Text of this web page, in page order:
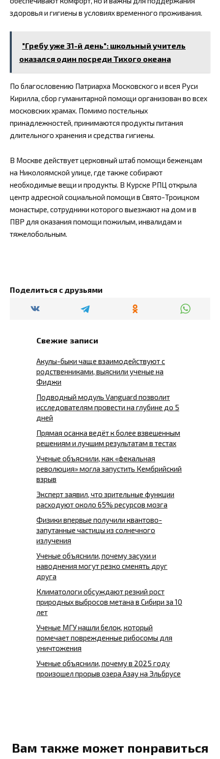
здоровья и гигиены в условиях временного проживания.
"Гребу уже 31-й день": школьный учитель
оказался один посреди Тихого океана
По благословению Патриарха Московского и всея Руси
Кирилла, сбор гуманитарной помощи организован во всех
московских храмах. Помимо постельных
принадлежностей, принимаются продукты питания
длительного хранения и средства гигиены.
В Москве действует церковный штаб помощи беженцам
на Николоямской улице, где также собирают
необходимые вещи и продукты. В Курске РПЦ открыла
центр адресной социальной помощи в Свято-Троицком
монастыре, сотрудники которого выезжают на дом и в
ПВР для оказания помощи пожилым, инвалидам и
тяжелобольным.
Поделиться с друзьями
Свежие записи
Акулы-быки чаще взаимодействуют с
родственниками, выяснили ученые на
Фиджи
Подводный модуль Vanguard позволит
исследователям провести на глубине до 5
дней
Прямая осанка ведёт к более взвешенным
решениям и лучшим результатам в тестах
Ученые объяснили, как «фекальная
революция» могла запустить Кембрийский
взрыв
Эксперт заявил, что зрительные функции
расходуют около 65% ресурсов мозга
Физики впервые получили квантово-
запутанные частицы из солнечного
излучения
Ученые объяснили, почему засухи и
наводнения могут резко сменять друг
друга
Климатологи обсуждают резкий рост
природных выбросов метана в Сибири за 10
лет
Ученые МГУ нашли белок, который
помечает поврежденные рибосомы для
уничтожения
Ученые объяснили, почему в 2025 году
произошел прорыв озера Азау на Эльбрусе
Вам также может понравиться